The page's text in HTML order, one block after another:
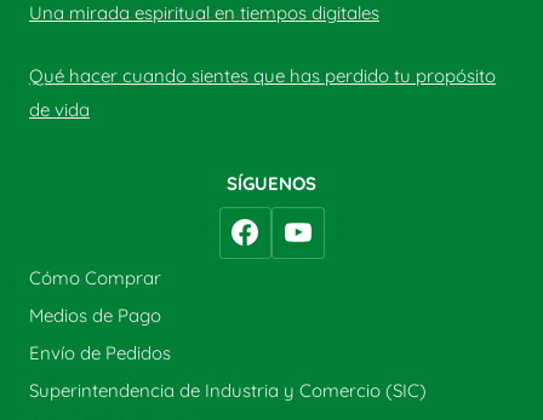
Una mirada espiritual en tiempos digitales
Qué hacer cuando sientes que has perdido tu propósito
de vida
SÍGUENOS
Cómo Comprar
Medios de Pago
Envío de Pedidos
Superintendencia de Industria y Comercio (SIC)